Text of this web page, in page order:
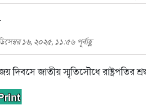
১৬, ২০২৫, ১১:৫৬ পূর্বাহ্ণ